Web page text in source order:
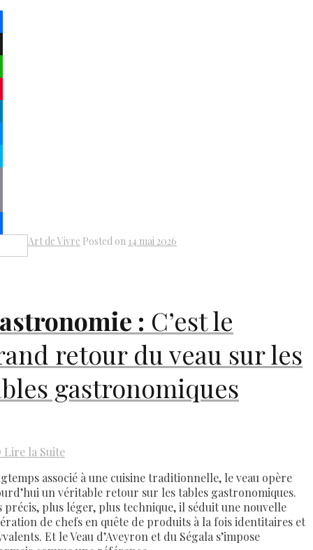
Share
Art de Vivre Posted on 14 mai 2026
: C’est le
retour du veau sur les
gastronomiques
Lire la Suite
associé à une cuisine traditionnelle, le veau opère
un véritable retour sur les tables gastronomiques.
précis, plus léger, plus technique, il séduit une nouvelle
de chefs en quête de produits à la fois identitaires et
Et le Veau d’Aveyron et du Ségala s’impose